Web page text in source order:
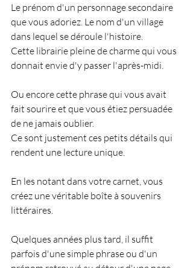
Le prénom d'un personnage secondaire
que vous adoriez. Le nom d'un village
dans lequel se déroule l'histoire.
Cette librairie pleine de charme qui vous
donnait envie d'y passer l'après-midi.
Ou encore cette phrase qui vous avait
fait sourire et que vous étiez persuadée
de ne jamais oublier.
Ce sont justement ces petits détails qui
rendent une lecture unique.
En les notant dans votre carnet, vous
créez une véritable boîte à souvenirs
littéraires.
Quelques années plus tard, il suffit
parfois d'une simple phrase ou d'un